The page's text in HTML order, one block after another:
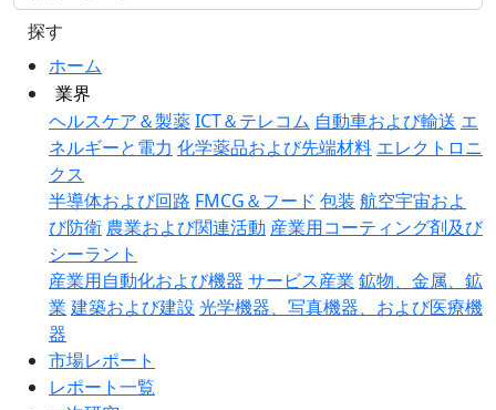
ホーム
業界
ヘルスケア＆製薬ICT＆テレコム 自動車および輸送 エ
ネルギーと電力 化学薬品および先端材料 エレクトロニ
クス
半導体および回路 FMCG＆フード 包装 航空宇宙およ
び防衛 農業および関連活動 産業用コーティング剤及び
シーラント
産業用自動化および機器 サービス産業 鉱物、金属、鉱
業 建築および建設 光学機器、写真機器、および医療機
器
市場レポート
レポート一覧
探す